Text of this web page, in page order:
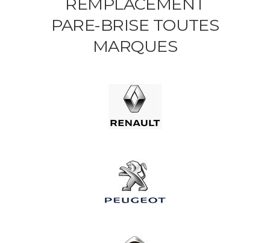
PARE-BRISE TOUTES
MARQUES